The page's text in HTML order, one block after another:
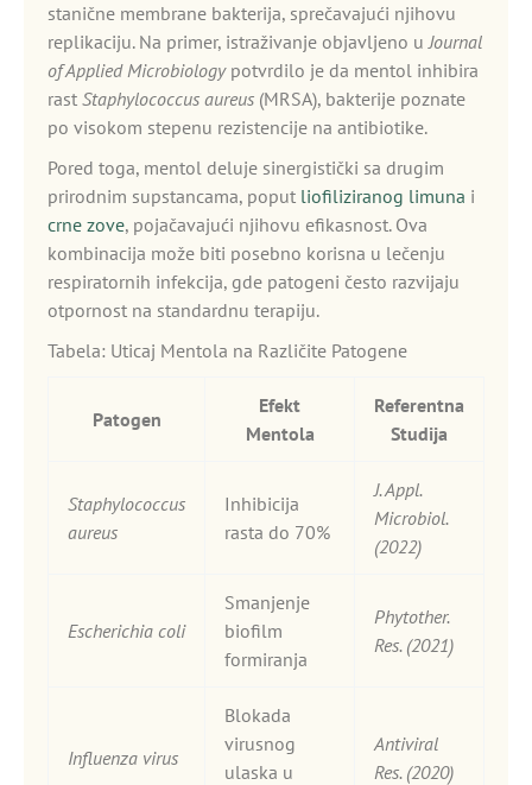
stanične membrane bakterija, sprečavajući njihovu
replikaciju. Na primer, istraživanje objavljeno uJournal
of Applied Microbiologypotvrdilo je da mentol inhibira
rast Staphylococcus aureus (MRSA), bakterije poznate
po visokom stepenu rezistencije na antibiotike.
Pored toga, mentol deluje sinergistički sa drugim
prirodnim supstancama, poput liofiliziranog limuna i
crne zove, pojačavajući njihovu efikasnost. Ova
kombinacija može biti posebno korisna u lečenju
respiratornih infekcija, gde patogeni često razvijaju
otpornost na standardnu terapiju.
Tabela: Uticaj Mentola na Različite Patogene
Patogen
Efekt
Mentola
Referentna
Studija
Staphylococcus
aureus
Inhibicija
rasta do 70%
J. Appl.
Microbiol.
(2022)
Escherichia coli
Smanjenje
biofilm
formiranja
Phytother.
Res. (2021)
Influenza virus
Blokada
virusnog
ulaska u
Antiviral
Res. (2020)